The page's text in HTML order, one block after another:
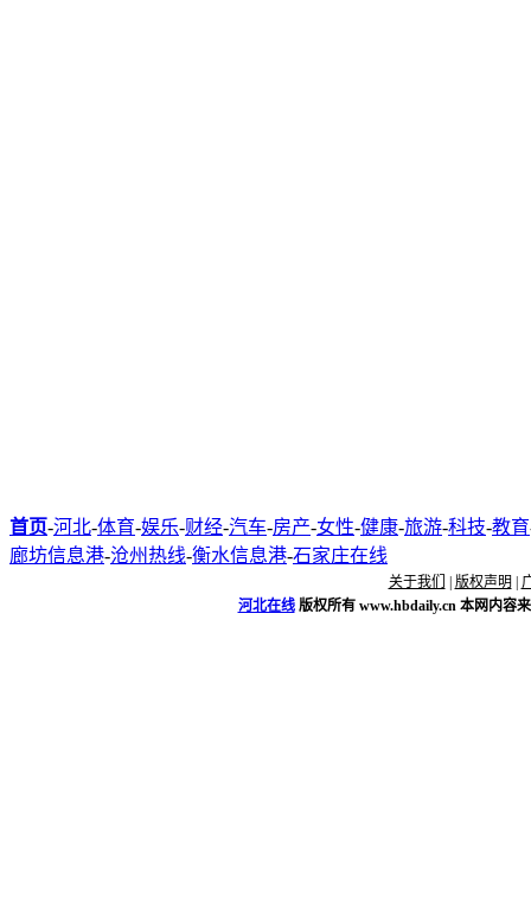
首页-河北-体育-娱乐-财经-汽车-房产-女性-健康-旅游-科技-教育
廊坊信息港-沧州热线-衡水信息港-石家庄在线
关于我们 | 版权声明 |
河北在线版权所有 www.hbdaily.cn 本网内容